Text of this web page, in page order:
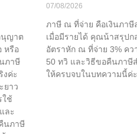
นุญาต
หรือ
ภาษี
งค่ะ
ยาว
ใช้
ละ
นภาษี
07/08/2026
ภาษี ณ ที่จ่าย คือเงินภาษี
เมื่อมีรายได้ คุณน้าสรุปก
อัตราหัก ณ ที่จ่าย 3% ค
50 ทวิ และวิธีขอคืนภาษี
ให้ครบจบในบทความนี้ค่ะ